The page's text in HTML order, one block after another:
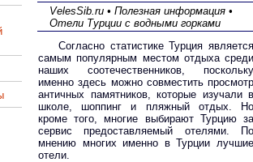
VelesSib.ru • Полезная информация •
Отели Турции с водными горками
Согласно статистике Турция является
самым популярным местом отдыха среди
наших соотечественников, поскольку
именно здесь можно совместить просмотр
античных памятников, которые изучали в
школе, шоппинг и пляжный отдых. Но
кроме того, многие выбирают Турцию за
сервис предоставляемый отелями. По
мнению многих именно в Турции лучшие
отели.